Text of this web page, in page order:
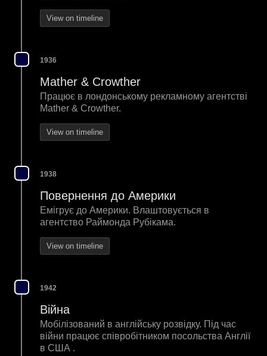
View on timeline
1936
Mather & Crowther
Працює в лондонському рекламному агентстві
Mather & Crowther.
View on timeline
1938
Повернення до Америки
Емігрує до Америки. Влаштовується в
агентство Раймонда Рубікама.
View on timeline
1942
Війна
Мобілізований в англійську розвідку. Під час
війни працює співробітником посольства Англії
в США .